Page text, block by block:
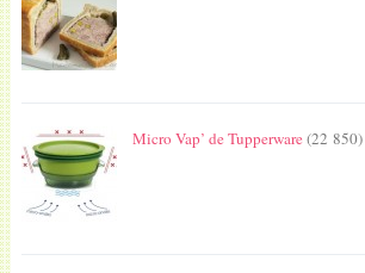
Micro Vap’ de Tupperware(22 850)